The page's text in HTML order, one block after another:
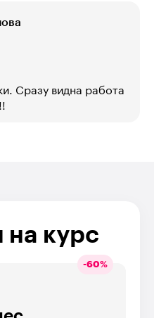
Сразу видна работа
на курс
-60%